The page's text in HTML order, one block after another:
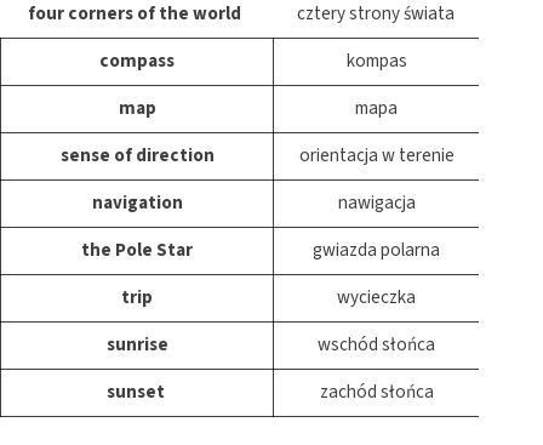
four corners of the world
cztery strony świata
compass
kompas
map
mapa
sense of direction
orientacja w terenie
navigation
nawigacja
the Pole Star
gwiazda polarna
trip
wycieczka
sunrise
wschód słońca
sunset
zachód słońca